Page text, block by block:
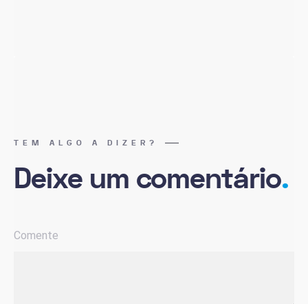
TEM ALGO A DIZER?
Deixe um comentário.
Comente